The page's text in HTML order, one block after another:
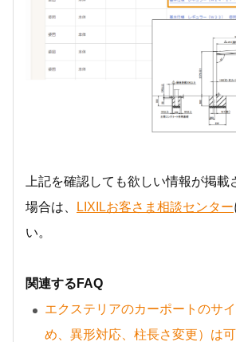
上記を確認しても欲しい情報が掲載
場合は、
LIXILお客さま相談センター
い。
関連するFAQ
エクステリアのカーポートのサ
め、異形対応、柱長さ変更）は